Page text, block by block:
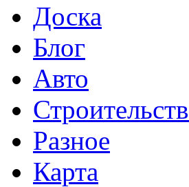
Доска
Блог
Авто
Разное
Карта